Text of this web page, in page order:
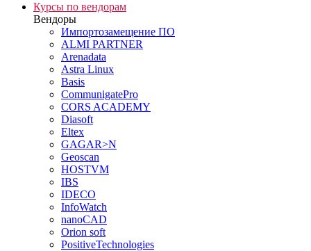
Курсы по вендорам
Вендоры
Импортозамещение ПО
ALMI PARTNER
Arenadata
Astra Linux
Basis
CommunigatePro
CORS ACADEMY
Diasoft
Eltex
GAGAR>N
Geoscan
HOSTVM
IBS
IDECO
InfoWatch
nanoCAD
Orion soft
PositiveTechnologies